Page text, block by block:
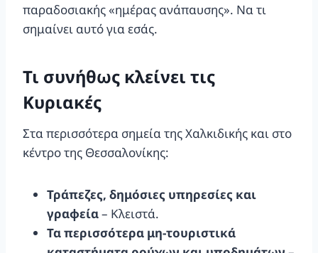
παραδοσιακής «ημέρας ανάπαυσης». Να τι
σημαίνει αυτό για εσάς.
Τι συνήθως κλείνει τις
Κυριακές
Στα περισσότερα σημεία της Χαλκιδικής και στο
κέντρο της Θεσσαλονίκης:
Τράπεζες, δημόσιες υπηρεσίες και
γραφεία– Κλειστά.
Τα περισσότερα μη-τουριστικά